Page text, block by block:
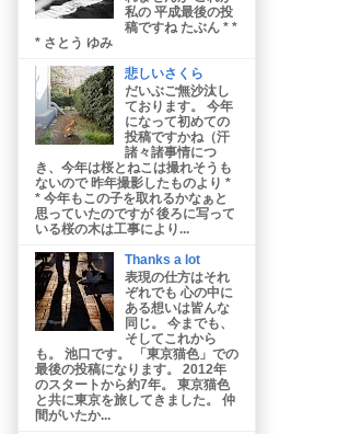
私の 平成最後の投
稿ですね たぶん * *
* さとう ゆみ
悲しいさくら
だいぶご無沙汰し
ております。 今年
になって初めての
投稿ですかね（汗
諸々諸事情につ
き、今年は桜とねこは撮れそうも
ないので 昨年撮影したものより *
* 今年もこの子を取れるかなぁと
思っていたのですが 後ろに写って
いる桜の木は工事により...
Thanks a lot
表現の仕方はそれ
ぞれでも 心の中に
ある想いは皆んな
同じ。 今までも、
そしてこれから
も。 池口です。 「東京猫色」での
最後の投稿になります。 2012年
のスタートから約7年。 東京猫色
と共に東京を旅してきました。 仲
間がいたか...